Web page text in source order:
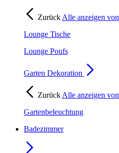
Zurück Alle anzeigen von
Lounge Tische
Lounge Poufs
Garten Dekoration
Zurück Alle anzeigen von
Gartenbeleuchtung
Badezimmer